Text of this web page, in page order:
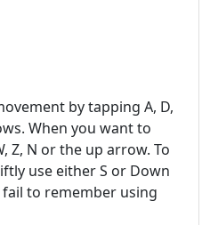
by tapping A, D,
When you want to
Z, N or the up arrow. To
use either S or Down
to remember using